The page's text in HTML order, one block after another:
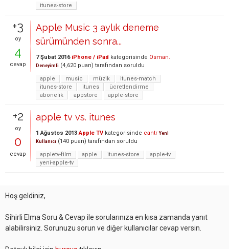
itunes-store
+3
oy
4
cevap
Apple Music 3 aylık deneme
sürümünden sonra...
7 Şubat 2016 iPhone / iPad kategorisinde Osman.
Deneyimli (4,620 puan) tarafından soruldu
apple
music müzik
itunes-match
itunes-store
itunes
ücretlendirme
abonelik
appstore apple-store
+2
oy
0
cevap
apple tv vs. itunes
1 Ağustos 2013 Apple TV kategorisinde cantr Yeni
Kullanıcı (140 puan) tarafından soruldu
appletv-film
apple itunes-store
apple-tv
yeni-apple-tv
Hoş geldiniz,
Sihirli Elma Soru & Cevap ile sorularınıza en kısa zamanda yanıt
alabilirsiniz. Sorunuzu sorun ve diğer kullanıcılar cevap versin.